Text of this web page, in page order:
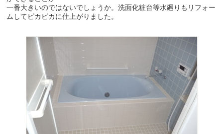
一番大きいのではないでしょうか。洗面化粧台等水廻りもリフォー
ムしてピカピカに仕上がりました。